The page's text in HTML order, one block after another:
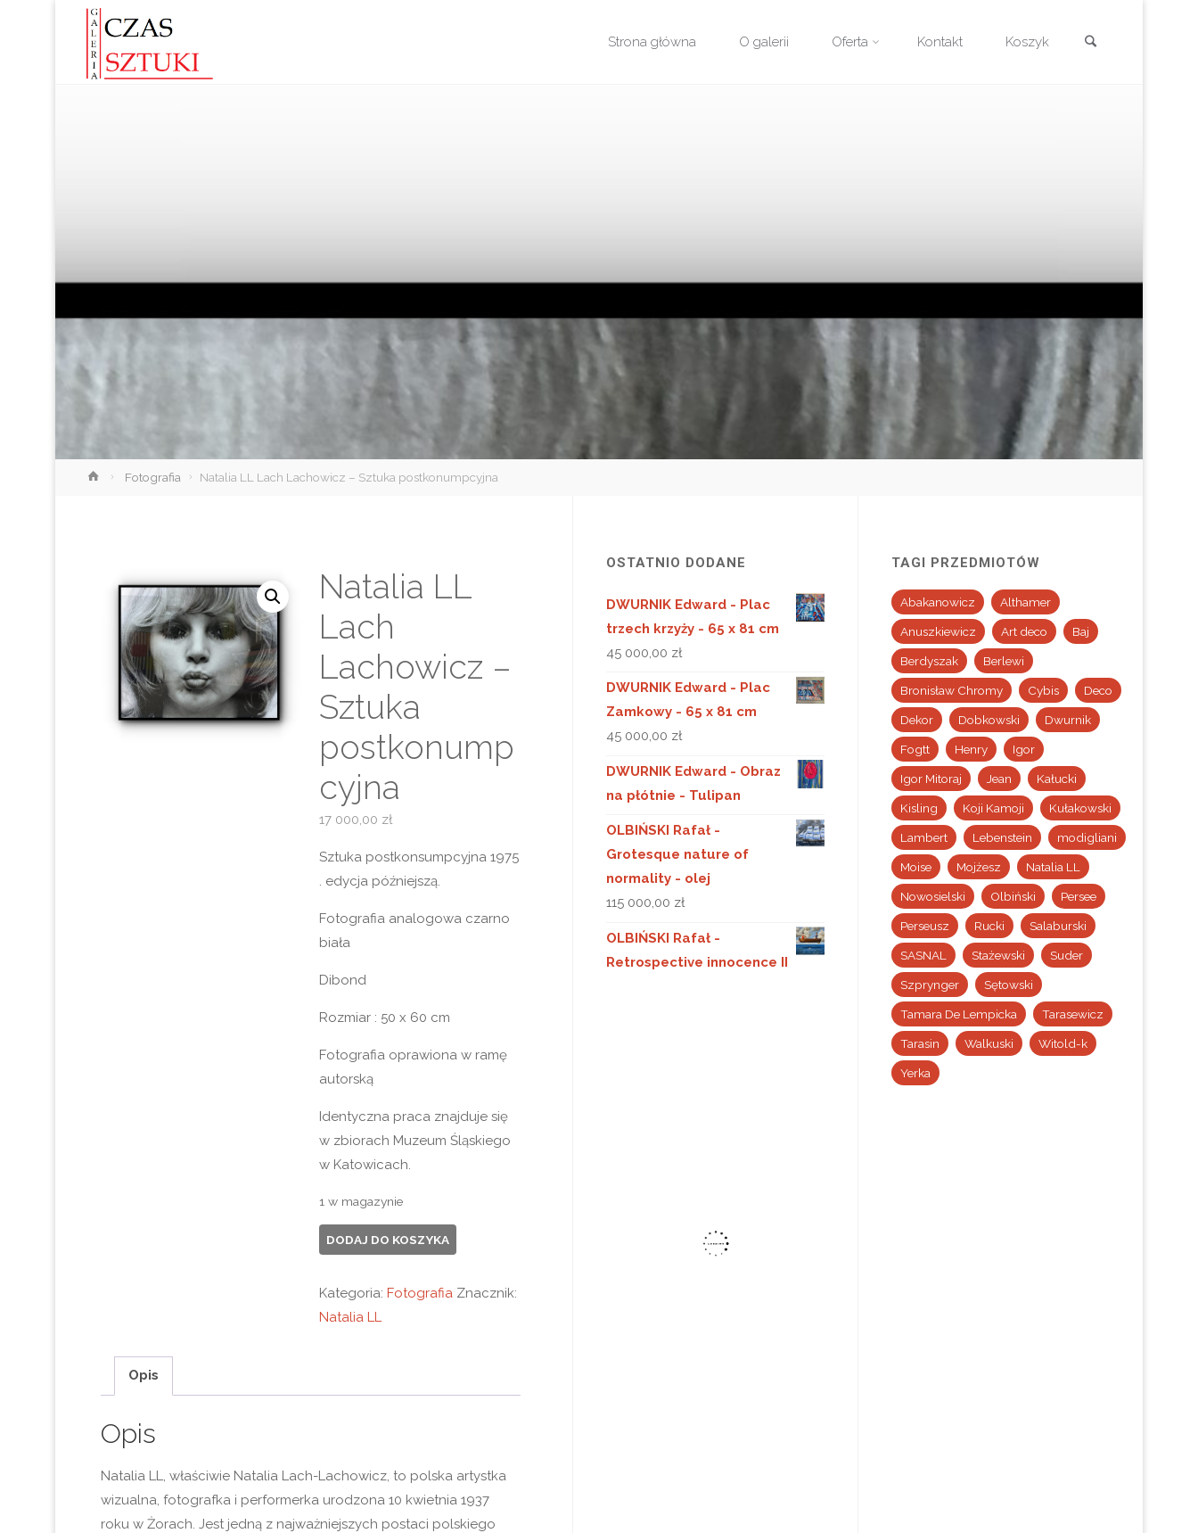
Strona główna O galerii Oferta Kontakt Koszyk
StronaFotografia Natalia LL Lach Lachowicz – Sztuka postkonumpcyjna
Natalia LL
Lach
Lachowicz –
Sztuka
postkonump
cyjna
17 000,00 zł
Sztuka postkonsumpcyjna 1975
. edycja późniejszą.
Fotografia analogowa czarno
biała
Dibond
Rozmiar : 50 x 60 cm
Fotografia oprawiona w ramę
autorską
Identyczna praca znajduje się
w zbiorach Muzeum Śląskiego
w Katowicach.
1 w magazynie
ilość
Natalia
DODAJ DO KOSZYKA
Kategoria: Fotografia Znacznik:
Natalia LL
Opis
Opis
Natalia LL, właściwie Natalia Lach-Lachowicz, to polska artystka
wizualna, fotografka i performerka urodzona 10 kwietnia 1937
roku w Żorach. Jest jedną z najważniejszych postaci polskiego
OSTATNIO DODANE
DWURNIK Edward - Plac
trzech krzyży - 65 x 81 cm
45 000,00 zł
DWURNIK Edward - Plac
Zamkowy - 65 x 81 cm
45 000,00 zł
DWURNIK Edward - Obraz
na płótnie - Tulipan
OLBIŃSKI Rafał -
Grotesque nature of
normality - olej
115 000,00 zł
OLBIŃSKI Rafał -
Retrospective innocence II
TAGI PRZEDMIOTÓW
Abakanowicz Althamer
Anuszkiewicz Art deco Baj
Berdyszak Berlewi
Bronisław Chromy Cybis Deco
Dekor Dobkowski Dwurnik
Fogtt Henry Igor
Igor Mitoraj Jean Kałucki
Kisling Koji Kamoji Kułakowski
Lambert Lebenstein modigliani
Moise Mojżesz Natalia LL
Nowosielski Olbiński Persee
Perseusz Rucki Salaburski
SASNAL Stażewski Suder
Szprynger Sętowski
Tamara De Lempicka Tarasewicz
Tarasin Walkuski Witold-k
Yerka